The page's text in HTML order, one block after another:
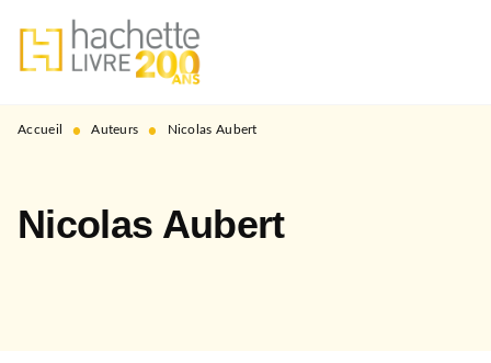
MENU RECHERCHE
PIED DE PAGE
Accueil • Auteurs • Nicolas Aubert
Nicolas Aubert